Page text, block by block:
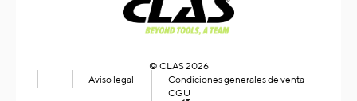
© CLAS 2026
Aviso legal
Condiciones generales de venta
CGU